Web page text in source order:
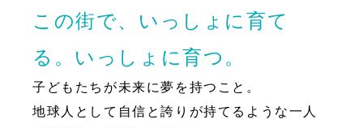
この街で、いっしょに育て
る。いっしょに育つ。
子どもたちが未来に夢を持つこと。
地球人として自信と誇りが持てるような一人